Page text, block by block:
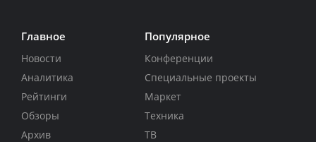
Главное
Новости
Аналитика
Рейтинги
Обзоры
Архив
Популярное
Конференции
Специальные проекты
Маркет
Техника
ТВ